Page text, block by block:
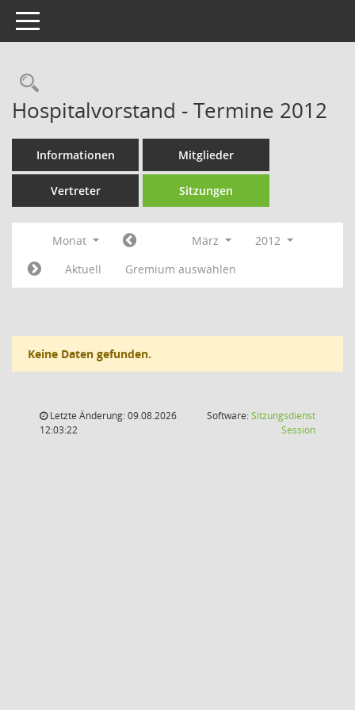
Toggle navigation
Rechercheauswahl
Hospitalvorstand - Termine 2012
Informationen Mitglieder
Vertreter Sitzungen
Monat März
2012
Aktuell
Gremium auswählen
Keine Daten gefunden.
Letzte Änderung: 09.08.2026
12:03:22
Software:Sitzungsdienst
Session(Wird in